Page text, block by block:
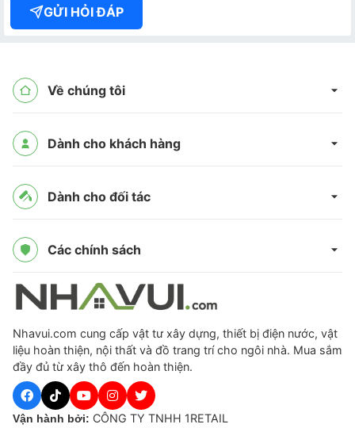
GỬI HỎI ĐÁP
Về chúng tôi
Dành cho khách hàng
Dành cho đối tác
Các chính sách
Nhavui.com cung cấp vật tư xây dựng, thiết bị điện nước, vật
liệu hoàn thiện, nội thất và đồ trang trí cho ngôi nhà. Mua sắm
đầy đủ từ xây thô đến hoàn thiện.
Vận hành bởi: CÔNG TY TNHH 1RETAIL